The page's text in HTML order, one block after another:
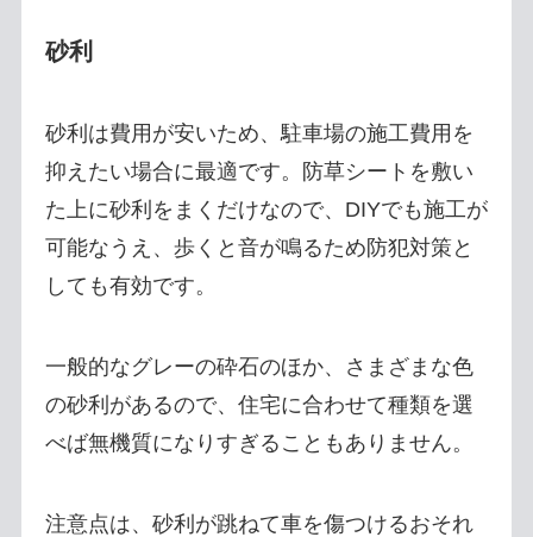
砂利
砂利は費用が安いため、駐車場の施工費用を
抑えたい場合に最適です。防草シートを敷い
た上に砂利をまくだけなので、DIYでも施工が
可能なうえ、歩くと音が鳴るため防犯対策と
しても有効です。
一般的なグレーの砕石のほか、さまざまな色
の砂利があるので、住宅に合わせて種類を選
べば無機質になりすぎることもありません。
注意点は、砂利が跳ねて車を傷つけるおそれ